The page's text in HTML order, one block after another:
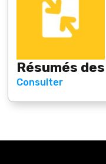
Résumés
Consulter